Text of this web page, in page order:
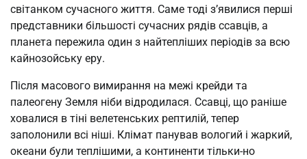
світанком сучасного життя. Саме тоді з’явилися перші
представники більшості сучасних рядів ссавців, а
планета пережила один з найтепліших періодів за всю
кайнозойську еру.
Після масового вимирання на межі крейди та
палеогену Земля ніби відродилася. Ссавці, що раніше
ховалися в тіні велетенських рептилій, тепер
заполонили всі ніші. Клімат панував вологий і жаркий,
океани були теплішими, а континенти тільки-но